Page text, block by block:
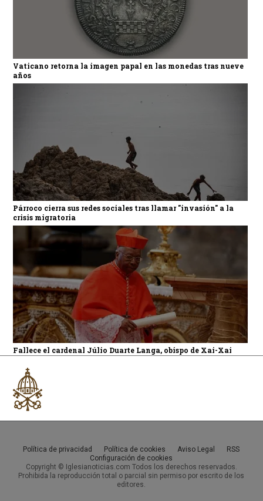
Vaticano retorna la imagen papal en las monedas tras nueve
años
Párroco cierra sus redes sociales tras llamar "invasión" a la
crisis migratoria
Fallece el cardenal Júlio Duarte Langa, obispo de Xai-Xai
Política de privacidad Política de cookies Aviso Legal
RSS
Configuración de cookies
Copyright © Iglesianoticias.com Todos los derechos reservados.
Prohibida la reproducción total o parcial sin permiso por escrito de los
editores.